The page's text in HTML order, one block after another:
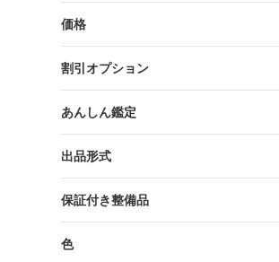
価格
割引オプション
あんしん鑑定
出品形式
保証付き整備品
色